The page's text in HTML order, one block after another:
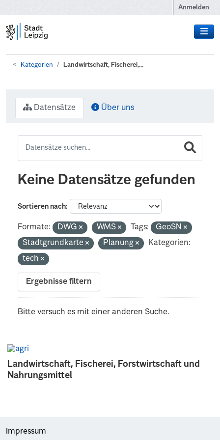
Anmelden
Kategorien Landwirtschaft, Fischerei,...
Landwirtschaft, Fischerei, Forstwirtschaft und
Nahrungsmittel
Datensätze Über uns
Keine Datensätze gefunden
Sortieren nach
Formate: DWG WMS Tags:
GeoSN
Stadtgrundkarte
Planung
Kategorien:
tech
Ergebnisse filtern
Bitte versuch es mit einer anderen Suche.
Impressum